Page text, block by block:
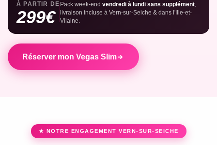
À PARTIR DE
299€
Pack week-endvendredi à lundi sans supplément,
livraison incluse à Vern-sur-Seiche & dans l'Ille-et-
Vilaine.
Réserver mon Vegas Slim
★ NOTRE ENGAGEMENT VERN-SUR-SEICHE